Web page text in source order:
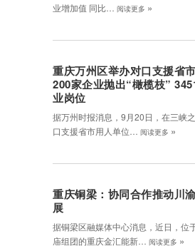
业增加值 同比…
阅读更多 »
重庆万州区举办对口支援省
200家企业抛出“橄榄枝”
业岗位
据万州时报消息，9月20日，在三峡
口支援省市用人单位…
阅读更多 »
重庆铜梁：协同合作推动川
展
据铜梁区融媒体中心消息，近日，位
庙组团的重庆金汇能新…
阅读更多 »